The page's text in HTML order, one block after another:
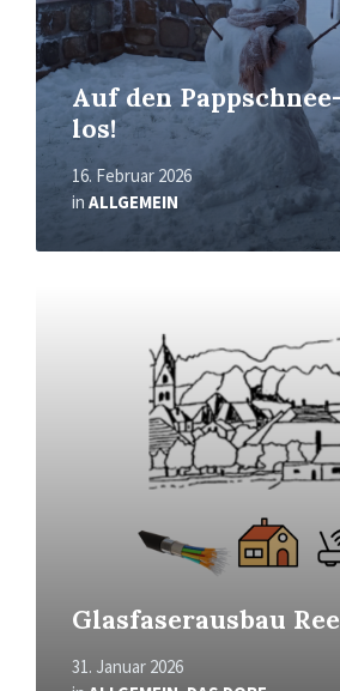
Auf den
los!
16. Februar 2026
in ALLGEMEIN
Glasfaserausbau
31. Januar 2026